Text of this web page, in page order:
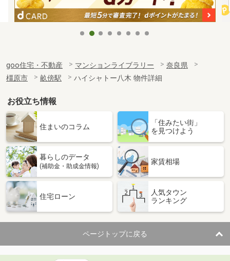
goo住宅・不動産 マンションライブラリー
奈良県
橿原市
畝傍駅 ハイシャトー八木 物件詳細
お役立ち情報
住まいのコラム
「住みたい街」
を見つけよう
暮らしのデータ
(補助金・助成金情報)
家賃相場
住宅ローン
人気タウン
ランキング
ページトップに戻る